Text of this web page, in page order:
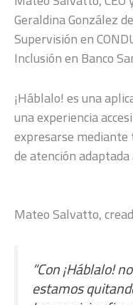
Geraldina González
Supervisión en
Inclusión en Banco
¡Háblalo! es una
una experiencia
expresarse
de atención
Mateo Salvatto,
“Con ¡Háblalo!
estamos